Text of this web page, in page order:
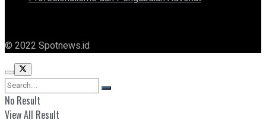
© 2022 Spotnews.id
No Result
View All Result